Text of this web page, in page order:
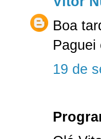
Boa
Paguei
19 de